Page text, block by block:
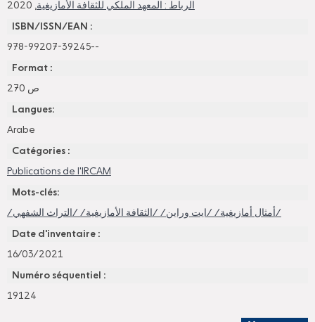
الرباط : المعهد الملكي للثقافة الأمازيغية, 2020
ISBN/ISSN/EAN :
978-99207-39245--
Format :
270 ص
Langues:
Arabe
Catégories :
Publications de l'IRCAM
Mots-clés:
/أمثال أمازيغية/ /ايت وراين/ /الثقافة الأمازيغية/ /التراث الشفهي/
Date d'inventaire :
16/03/2021
Numéro séquentiel :
19124